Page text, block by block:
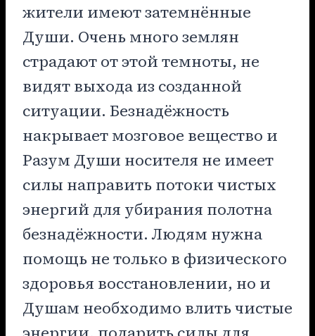
жители имеют затемнённые
Души. Очень много землян
страдают от этой темноты, не
видят выхода из созданной
ситуации. Безнадёжность
накрывает мозговое вещество и
Разум Души носителя не имеет
силы направить потоки чистых
энергий для убирания полотна
безнадёжности. Людям нужна
помощь не только в физического
здоровья восстановлении, но и
Душам необходимо влить чистые